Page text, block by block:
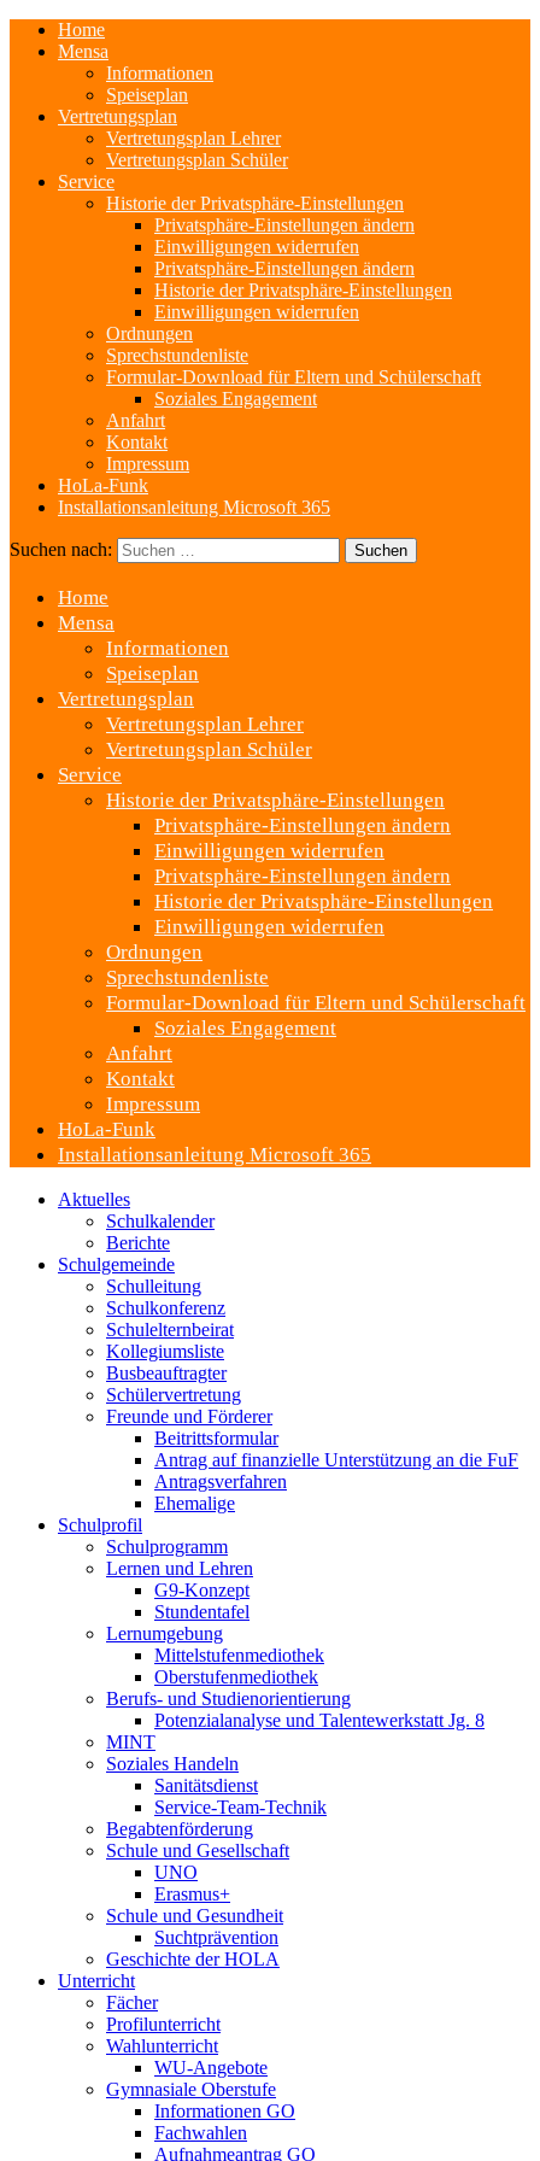
Home
Mensa
Informationen
Speiseplan
Vertretungsplan
Vertretungsplan Lehrer
Vertretungsplan Schüler
Service
Historie der Privatsphäre-Einstellungen
Privatsphäre-Einstellungen ändern
Einwilligungen widerrufen
Privatsphäre-Einstellungen ändern
Historie der Privatsphäre-Einstellungen
Einwilligungen widerrufen
Ordnungen
Sprechstundenliste
Formular-Download für Eltern und Schülerschaft
Soziales Engagement
Anfahrt
Kontakt
Impressum
HoLa-Funk
Installationsanleitung Microsoft 365
Suchen nach:
Home
Mensa
Informationen
Speiseplan
Vertretungsplan
Vertretungsplan Lehrer
Vertretungsplan Schüler
Service
Historie der Privatsphäre-Einstellungen
Privatsphäre-Einstellungen ändern
Einwilligungen widerrufen
Privatsphäre-Einstellungen ändern
Historie der Privatsphäre-Einstellungen
Einwilligungen widerrufen
Ordnungen
Sprechstundenliste
Formular-Download für Eltern und Schülerschaft
Soziales Engagement
Anfahrt
Kontakt
Impressum
HoLa-Funk
Installationsanleitung Microsoft 365
Aktuelles
Schulkalender
Berichte
Schulgemeinde
Schulleitung
Schulkonferenz
Schulelternbeirat
Kollegiumsliste
Busbeauftragter
Schülervertretung
Freunde und Förderer
Beitrittsformular
Antrag auf finanzielle Unterstützung an die FuF
Antragsverfahren
Ehemalige
Schulprofil
Schulprogramm
Lernen und Lehren
G9-Konzept
Stundentafel
Lernumgebung
Mittelstufenmediothek
Oberstufenmediothek
Berufs- und Studienorientierung
Potenzialanalyse und Talentewerkstatt Jg. 8
MINT
Soziales Handeln
Sanitätsdienst
Service-Team-Technik
Begabtenförderung
Schule und Gesellschaft
UNO
Erasmus+
Schule und Gesundheit
Suchtprävention
Geschichte der HOLA
Unterricht
Fächer
Profilunterricht
Wahlunterricht
WU-Angebote
Gymnasiale Oberstufe
Informationen GO
Fachwahlen
Aufnahmeantrag GO